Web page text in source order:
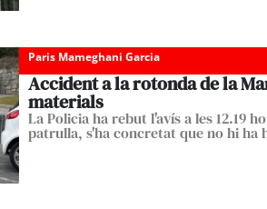
Paris Mameghani Garcia
Accident a la rotonda de la
materials
La Policia ha rebut l'avís a les 12.19
patrulla, s'ha concretat que no hi ha